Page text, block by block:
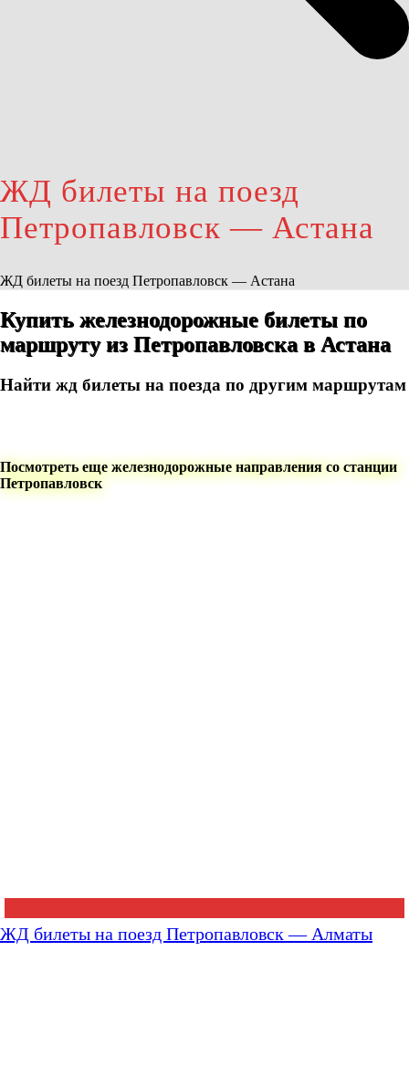
ЖД билеты на поезд
Петропавловск — Астана
ЖД билеты на поезд Петропавловск — Астана
Купить железнодорожные билеты по
маршруту из Петропавловска в Астана
Найти жд билеты на поезда по другим маршрутам
Посмотреть еще железнодорожные направления со станции
Петропавловск
ЖД билеты на поезд Петропавловск — Алматы